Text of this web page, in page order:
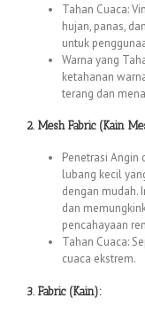
Tahan Cuaca:
hujan, panas,
untuk
Warna yang
ketahanan
terang dan
2. Mesh Fabric (Kain
Penetrasi Angin
lubang kecil
dengan mudah.
dan
pencahayaan
Tahan Cuaca:
cuaca ekstrem.
3. Fabric (Kain):